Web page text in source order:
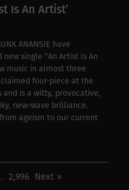
Is An Artist’
ANANSIE have
single “An Artist Is An
music in almost three
four-piece at the
and is a witty, provocative,
new-wave brilliance.
ageism to our current
2,996 Next »